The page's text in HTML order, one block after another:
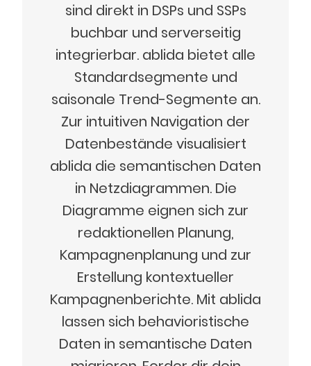
sind direkt in DSPs und SSPs
buchbar und serverseitig
integrierbar. ablida bietet alle
Standardsegmente und
saisonale Trend-Segmente an.
Zur intuitiven Navigation der
Datenbestände visualisiert
ablida die semantischen Daten
in Netzdiagrammen. Die
Diagramme eignen sich zur
redaktionellen Planung,
Kampagnenplanung und zur
Erstellung kontextueller
Kampagnenberichte. Mit ablida
lassen sich behavioristische
Daten in semantische Daten